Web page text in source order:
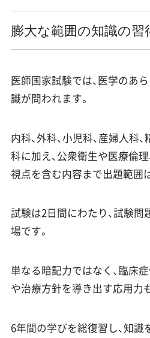
膨大な範囲の知識の習
医師国家試験では、医学のあ
識が問われます。
内科、外科、小児科、産婦人科
科に加え、公衆衛生や医療倫
視点を含む内容まで出題範囲
試験は2日間にわたり、試験
場です。
単なる暗記力ではなく、臨床
や治療方針を導き出す応用力
6年間の学びを総復習し、知